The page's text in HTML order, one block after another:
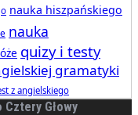
nauka hiszpańskiego
nauka
quizy i testy
gramatyki
z angielskiego
Cztery Głowy